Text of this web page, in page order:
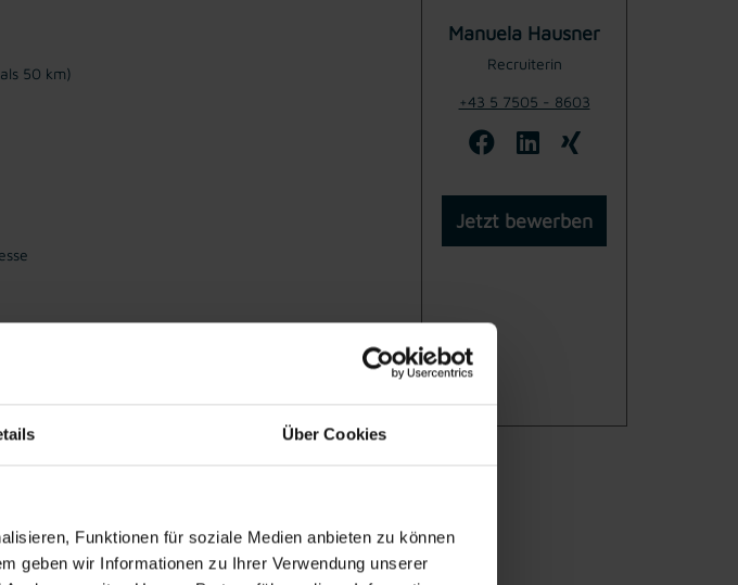
Über Cookies
Funktionen für soziale Medien anbieten zu können
geben wir Informationen zu Ihrer Verwendung unserer
50 km)
Manuela Hausner
Recruiterin
+43 5 7505 - 8603
Jetzt bewerben
Integration ins
Stammpersonal
Vollzeitarbeitsplatz
Unterstützung
während